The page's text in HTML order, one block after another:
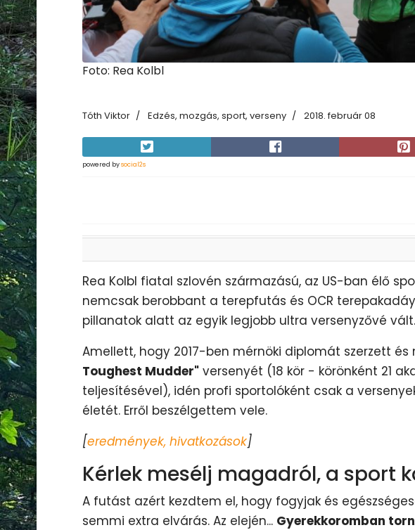
Foto: Rea Kolbl
Tóth Viktor Edzés, mozgás, sport, verseny 2018. február 08
powered bysocial2s
Rea Kolbl fiatal szlovén származású, az US-ban élő
nemcsak berobbant a terepfutás és OCR
pillanatok alatt az egyik legjobb ultra versenyzővé vált.
Amellett, hogy 2017-ben mérnöki diplomát szerzett
Toughest Mudder" versenyét (18 kör - körönként 21
teljesítésével), idén profi sportolóként csak a
életét. Erről beszélgettem vele.
[eredmények, hivatkozások]
Kérlek mesélj magadról, a sport
A futást azért kezdtem el, hogy fogyjak és
semmi extra elvárás. Az elején... Gyerekkoromban